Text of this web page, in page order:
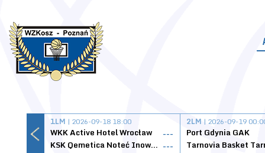
1LM | 2026-09-18 18:00
WKK Active Hotel Wrocław
---
KSK Qemetica Noteć Inowrocław ---
2LM | 2026-09-19
Port Gdynia GAK